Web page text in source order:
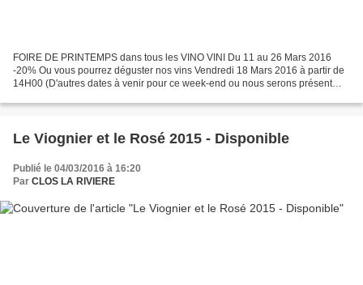
FOIRE DE PRINTEMPS dans tous les VINO VINI Du 11 au 26 Mars 2016
-20% Ou vous pourrez déguster nos vins Vendredi 18 Mars 2016 à partir de
14H00 (D'autres dates à venir pour ce week-end ou nous serons présent
Le Viognier et le Rosé 2015 - Disponible
Publié le 04/03/2016 à 16:20
Par CLOS LA RIVIERE